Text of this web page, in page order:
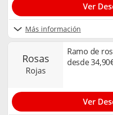
Más información
Ver
rosas
rojas
Ramo de
desde
Ver